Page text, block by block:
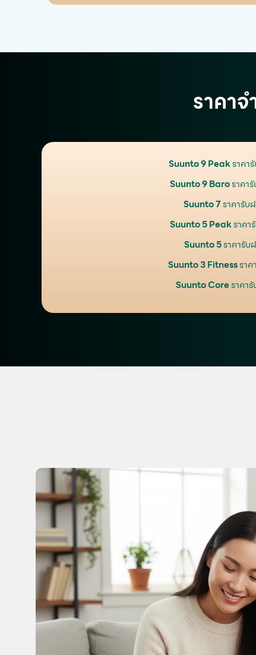
ราคา
Suunto 9 Peakราคา
Suunto 9 Baroราคา
Suunto 7ราคารับ
Suunto 5 Peakราคา
Suunto 5ราคารั
Suunto 3 Fitnessรา
Suunto Coreราคา